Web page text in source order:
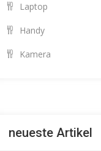
Laptop
Handy
Kamera
neueste Artikel